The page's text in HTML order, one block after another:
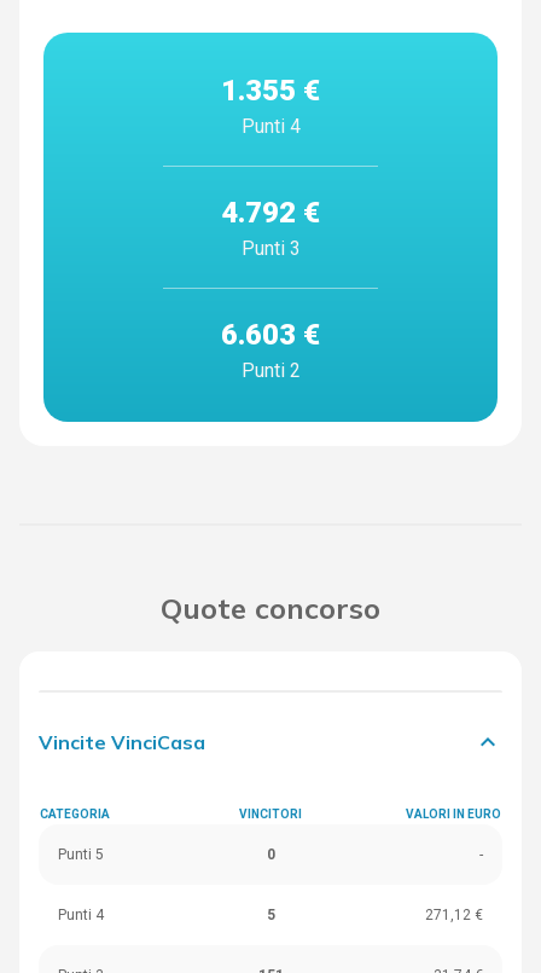
1.355 €
Punti 4
4.792 €
Punti 3
6.603 €
Punti 2
Quote concorso
Vincite VinciCasa keyboard_arrow_down
CATEGORIA VINCITORI VALORI IN EURO
Punti 5 0 -
Punti 4 5 271,12 €